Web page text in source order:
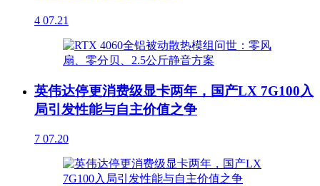
4 07.21
英伟达停更消费级显卡两年，国产LX 7G100入
局引发性能与自主价值之争
7 07.20